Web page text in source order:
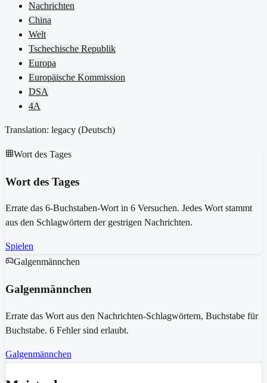
Nachrichten
China
Welt
Tschechische Republik
Europa
Europäische Kommission
DSA
4A
Translation: legacy (Deutsch)
Wort des Tages
Wort des Tages
Errate das 6-Buchstaben-Wort in 6 Versuchen. Jedes Wort stammt
aus den Schlagwörtern der gestrigen Nachrichten.
Spielen
Galgenmännchen
Galgenmännchen
Errate das Wort aus den Nachrichten-Schlagwörtern, Buchstabe für
Buchstabe. 6 Fehler sind erlaubt.
Galgenmännchen